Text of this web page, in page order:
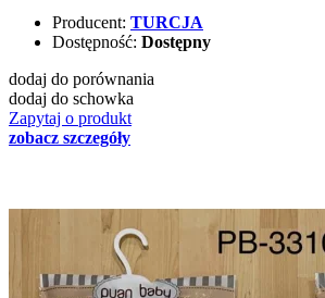
Producent: TURCJA
Dostępność: Dostępny
dodaj do porównania
dodaj do schowka
Zapytaj o produkt
zobacz szczegóły